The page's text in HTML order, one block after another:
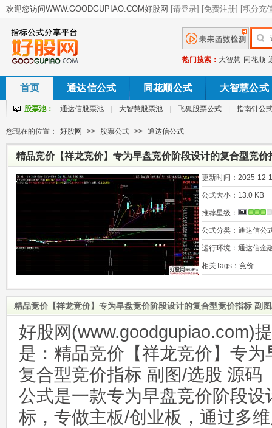
热门搜索： 大智慧 同花顺
首页 通达信公式 同花顺公式 大智慧公式
股票池： 通达信股票池 大智慧股票池 飞狐股票公式 指南针公
您现在的位置： 好股网 >> 股票公式 >> 通达信公式
精品竞价【祥龙竞价】专为早盘竞价阶段设计的复合型竞价
更新时间： 2025-12-
公式大小： 13.0 KB
推荐星级：
公式分类： 通达信公
运行环境： 通达信金
相关Tags： 竞价
精品竞价【祥龙竞价】专为早盘竞价阶段设计的复合型竞价指标 副
好股网(www.goodgupiao.com)
是：精品竞价【祥龙竞价】专
复合型竞价指标 副图/选股 源码
公式是一款专为早盘竞价阶段
标，专做主板/创业板，通过多